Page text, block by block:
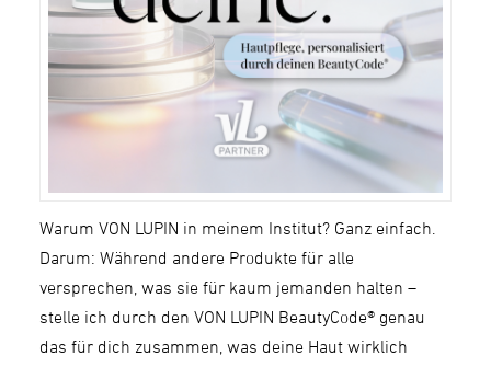
Warum VON LUPIN in meinem Institut? Ganz einfach.
Darum: Während andere Produkte für alle
versprechen, was sie für kaum jemanden halten –
stelle ich durch den VON LUPIN BeautyCode® genau
das für dich zusammen, was deine Haut wirklich